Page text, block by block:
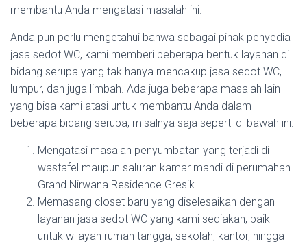
membantu Anda mengatasi masalah ini.
Anda pun perlu mengetahui bahwa sebagai pihak penyedia
jasa sedot WC, kami memberi beberapa bentuk layanan di
bidang serupa yang tak hanya mencakup jasa sedot WC,
lumpur, dan juga limbah. Ada juga beberapa masalah lain
yang bisa kami atasi untuk membantu Anda dalam
beberapa bidang serupa, misalnya saja seperti di bawah ini.
Mengatasi masalah penyumbatan yang terjadi di
wastafel maupun saluran kamar mandi di perumahan
Grand Nirwana Residence Gresik.
Memasang closet baru yang diselesaikan dengan
layanan jasa sedot WC yang kami sediakan, baik
untuk wilayah rumah tangga, sekolah, kantor, hingga